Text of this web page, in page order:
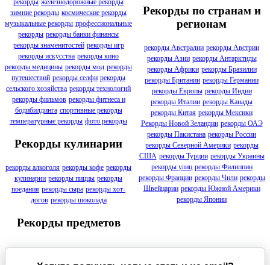
рекорды железнодорожные рекорды
зимние рекорды космические рекорды
музыкальные рекорды профессиональные
рекорды рекорды банки финансы
рекорды знаменитостей рекорды игр
рекорды искусства рекорды кино
рекорды медицины рекорды мод рекорды
путешествий рекорды селфи рекорды
сельского хозяйства рекорды технологий
рекорды фильмов рекорды фитнеса и
бодибилдинга спортивные рекорды
температурные рекорды фото рекорды
Рекорды кулинарии
рекорды алкоголя рекорды кофе рекорды
кулинарии рекорды пиццы рекорды
поедания рекорды сыра рекорды хот-
догов рекорды шоколада
Рекорды предметов
Рекорды по странам и
регионам
рекорды Австралии рекорды Австрии
рекорды Азии рекорды Антарктиды
рекорды Африки рекорды Бразилии
рекорды Британии рекорды Германии
рекорды Европы рекорды Индии
рекорды Италии рекорды Канады
рекорды Китая рекорды Мексики
Рекорды Новой Зеландии рекорды ОАЭ
рекорды Пакистана рекорды России
рекорды Северной Америки рекорды
США рекорды Турции рекорды Украины
рекорды улиц рекорды Филиппин
рекорды Франции рекорды Чили рекорды
Швейцарии рекорды Южной Америки
рекорды Японии